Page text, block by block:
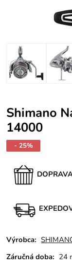
Shimano
14000
- 25%
Výrobca:
Záručná doba: 24